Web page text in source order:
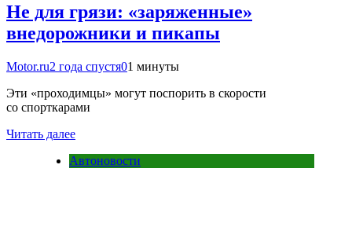
Не для грязи: «заряженные»
внедорожники и пикапы
Motor.ru2 года спустя01 минуты
Эти «проходимцы» могут поспорить в скорости
со спорткарами
Читать далее
Автоновости